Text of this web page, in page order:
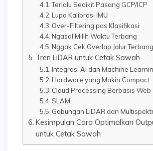
Terlalu Sedikit Pasang GCP/ICP
Lupa Kalibrasi IMU
Over-Filtering pas Klasifikasi
Ngasal Milih Waktu Terbang
Nggak Cek Overlap Jalur Terbang
Tren LiDAR untuk Cetak Sawah
Integrasi AI dan Machine
Hardware yang Makin Compact
Cloud Processing Berbasis Web
SLAM
Gabungan LiDAR dan
Kesimpulan Cara Optimalkan
untuk Cetak Sawah